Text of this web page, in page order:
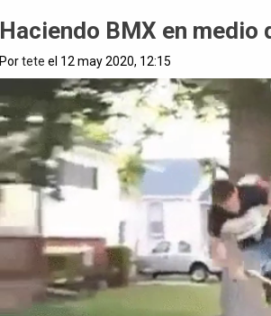
Haciendo BMX en medio
Portete el 12 may 2020, 12:15